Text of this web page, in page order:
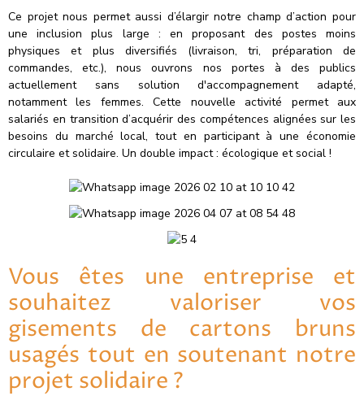
Ce projet nous permet aussi d’élargir notre champ d’action pour
une inclusion plus large : en proposant des postes moins
physiques et plus diversifiés (livraison, tri, préparation de
commandes, etc.), nous ouvrons nos portes à des publics
actuellement sans solution d'accompagnement adapté,
notamment les femmes. Cette nouvelle activité permet aux
salariés en transition d’acquérir des compétences alignées sur les
besoins du marché local, tout en participant à une économie
circulaire et solidaire. Un double impact : écologique et social !
Vous êtes une entreprise et
souhaitez valoriser vos
gisements de cartons bruns
usagés tout en soutenant notre
projet solidaire ?